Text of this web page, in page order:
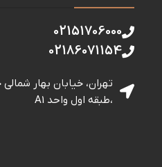
02151706000
02186071154
،طبقه اول واحد A1